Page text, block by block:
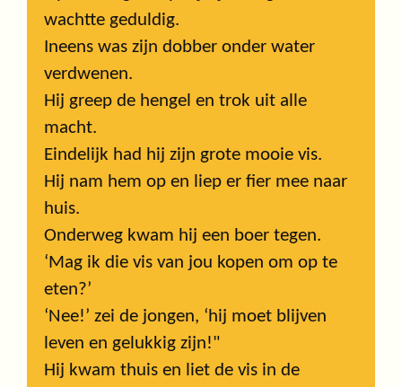
wachtte geduldig.
Ineens was zijn dobber onder water
verdwenen.
Hij greep de hengel en trok uit alle
macht.
Eindelijk had hij zijn grote mooie vis.
Hij nam hem op en liep er fier mee naar
huis.
Onderweg kwam hij een boer tegen.
‘Mag ik die vis van jou kopen om op te
eten?’
‘Nee!’ zei de jongen, ‘hij moet blijven
leven en gelukkig zijn!"
Hij kwam thuis en liet de vis in de